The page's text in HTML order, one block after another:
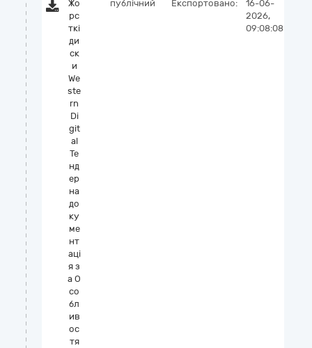
Жо
рс
ткі
ди
ск
и
We
ste
rn
Di
git
al
Те
нд
ер
на
до
ку
ме
нт
аці
я з
а О
со
бл
ив
ос
тя
публічний Експортовано:
16-06-
2026,
09:08:08